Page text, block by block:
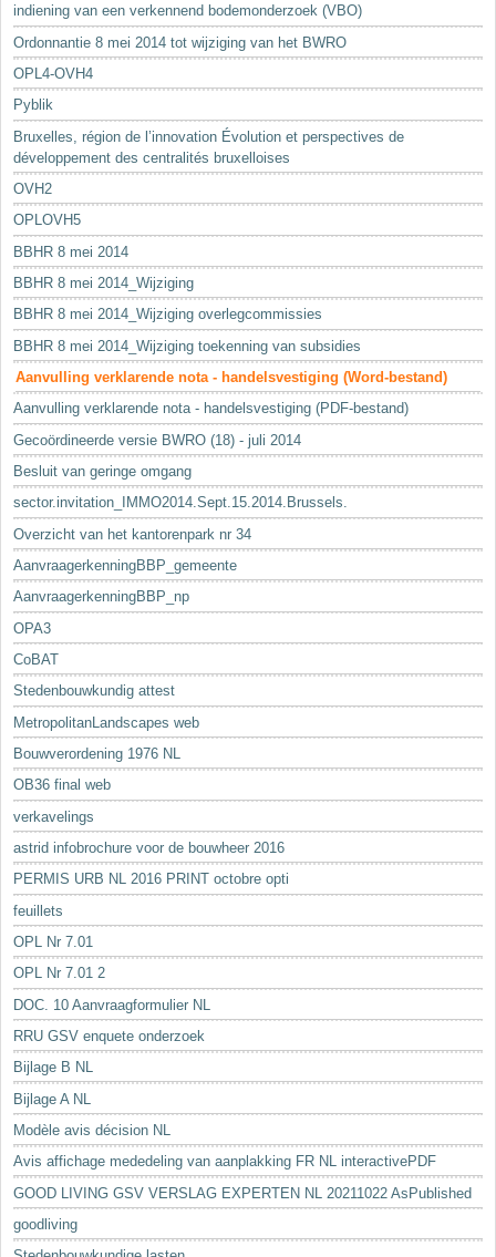
indiening van een verkennend bodemonderzoek (VBO)
Ordonnantie 8 mei 2014 tot wijziging van het BWRO
OPL4-OVH4
Pyblik
Bruxelles, région de l’innovation Évolution et perspectives de
développement des centralités bruxelloises
OVH2
OPLOVH5
BBHR 8 mei 2014
BBHR 8 mei 2014_Wijziging
BBHR 8 mei 2014_Wijziging overlegcommissies
BBHR 8 mei 2014_Wijziging toekenning van subsidies
Aanvulling verklarende nota - handelsvestiging (Word-bestand)
Aanvulling verklarende nota - handelsvestiging (PDF-bestand)
Gecoördineerde versie BWRO (18) - juli 2014
Besluit van geringe omgang
sector.invitation_IMMO2014.Sept.15.2014.Brussels.
Overzicht van het kantorenpark nr 34
AanvraagerkenningBBP_gemeente
AanvraagerkenningBBP_np
OPA3
CoBAT
Stedenbouwkundig attest
MetropolitanLandscapes web
Bouwverordening 1976 NL
OB36 final web
verkavelings
astrid infobrochure voor de bouwheer 2016
PERMIS URB NL 2016 PRINT octobre opti
feuillets
OPL Nr 7.01
OPL Nr 7.01 2
DOC. 10 Aanvraagformulier NL
RRU GSV enquete onderzoek
Bijlage B NL
Bijlage A NL
Modèle avis décision NL
Avis affichage mededeling van aanplakking FR NL interactivePDF
GOOD LIVING GSV VERSLAG EXPERTEN NL 20211022 AsPublished
goodliving